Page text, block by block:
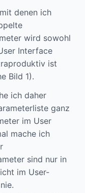
denen ich
wird sowohl
Interface
ist
Bild 1).
ich daher
ganz
im User
mache ich
sind nur in
im User-